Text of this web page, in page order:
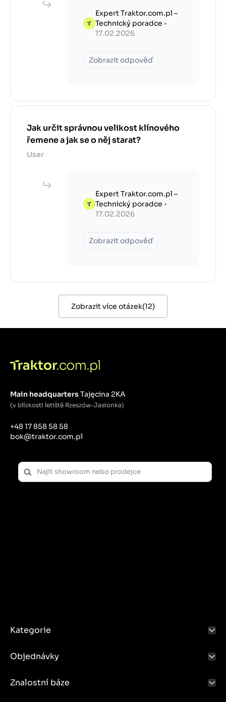
Expert Traktor.com.pl –
Technický poradce •
17.02.2026
Zobrazit odpověď
Jak určit správnou velikost klínového
řemene a jak se o něj starat?
User
Expert Traktor.com.pl –
Technický poradce •
17.02.2026
Zobrazit odpověď
Zobrazit více otázek(12)
Main headquartersTajęcina 2KA
(v blízkosti letiště Rzeszów-Jasionka)
+48 17 858 58 58
bok@traktor.com.pl
Kategorie
Objednávky
Znalostní báze